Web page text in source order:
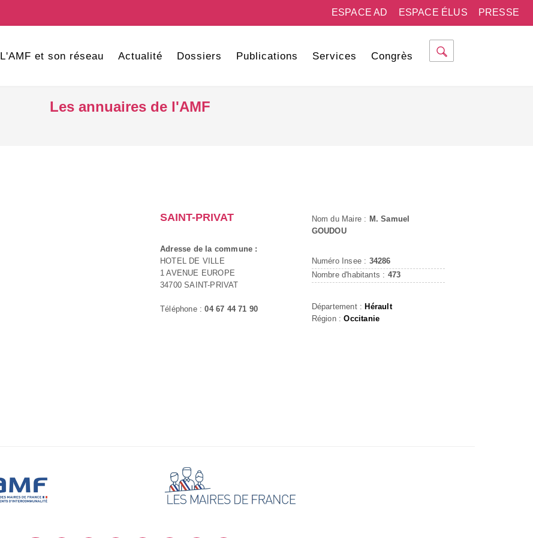
PRESSE
ESPACE ÉLUS
ESPACE AD
L'AMF et son réseau Actualité Dossiers Publications Services Congrès
Les annuaires de l'AMF
SAINT-PRIVAT
Adresse de la commune :
HOTEL DE VILLE
1 AVENUE EUROPE
34700 SAINT-PRIVAT
Téléphone :04 67 44 71 90
Nom du Maire : M. Samuel
GOUDOU
Numéro Insee : 34286
Nombre d'habitants : 473
Département : Hérault
Région :Occitanie